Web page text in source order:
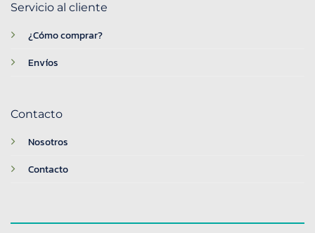
Servicio al cliente
¿Cómo comprar?
Envíos
Contacto
Nosotros
Contacto